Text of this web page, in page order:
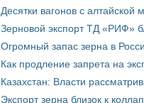
Десятки вагонов с алтайской
Зерновой экспорт ТД «РИФ»
Огромный запас зерна в
Как продление запрета на
Казахстан: Власти
Экспорт зерна близок к